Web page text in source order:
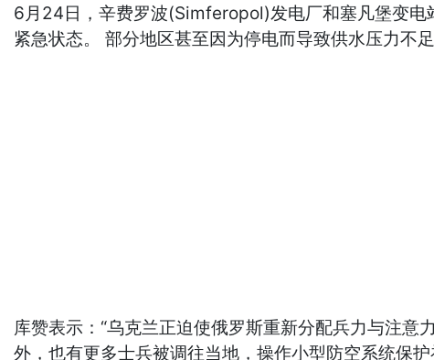
6月24日，辛费罗波(Simferopol)发电厂和塞凡堡变电
紧急状态。 部分地区甚至因为停电而导致供水压力不
库赞表示：“乌克兰正迫使俄罗斯重新分配兵力与注
外，也有更多士兵被调往当地，操作小型防空系统保